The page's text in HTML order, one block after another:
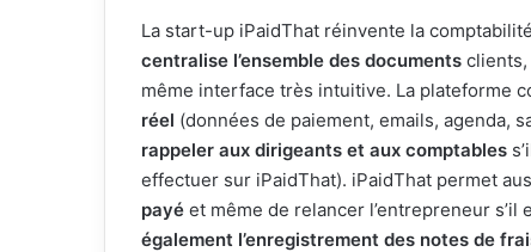
La start-up iPaidThat réinvente la comptabilité
centralise l’ensemble des documents clients,
même interface très intuitive. La plateforme
réel (données de paiement, emails, agenda,
rappeler aux dirigeants et aux comptables
effectuer sur iPaidThat). iPaidThat permet
payé et même de relancer l’entrepreneur
également l’enregistrement des notes de